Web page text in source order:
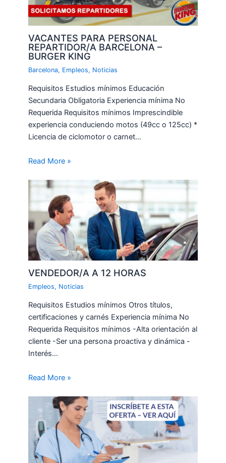
VACANTES PARA PERSONAL
REPARTIDOR/A BARCELONA –
BURGER KING
Barcelona, Empleos, Noticias
Requisitos Estudios mínimos Educación
Secundaria Obligatoria Experiencia mínima No
Requerida Requisitos mínimos Imprescindible
experiencia conduciendo motos (49cc o 125cc) *
Licencia de ciclomotor o carnet…
Read More »
VENDEDOR/A A 12 HORAS
Empleos, Noticias
Requisitos Estudios mínimos Otros títulos,
certificaciones y carnés Experiencia mínima No
Requerida Requisitos mínimos -Alta orientación al
cliente -Ser una persona proactiva y dinámica -
Interés…
Read More »